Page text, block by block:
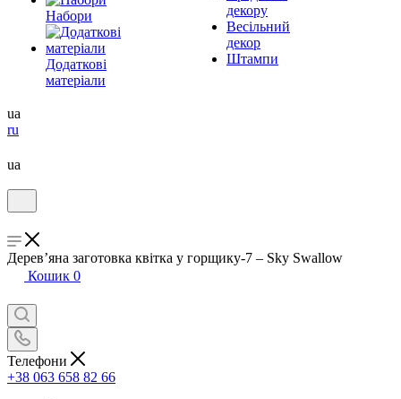
Набори
Додаткові
матеріали
декору
Весільний
декор
Штампи
ua
ru
ua
Дерев’яна заготовка квітка у горщику-7 – Sky Swallow
Кошик 0
Телефони
+38 063 658 82 66